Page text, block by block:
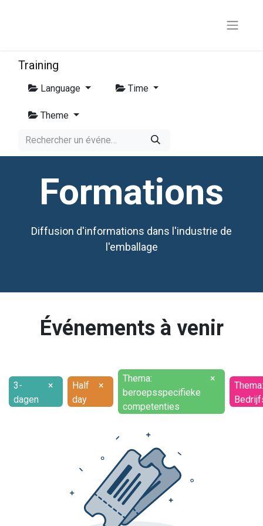
Training
Language Time
Theme
Formations
Diffusion d'informations dans l'industrie de
l'emballage
Événements à venir
3-
dagen
×
Half
day
×
Thema:
beroepsspecifieke
competenties
×
Thema: